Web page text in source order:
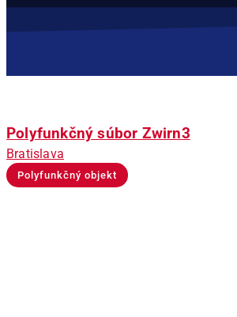
Polyfunkčný súbor Zwirn3
Bratislava
Polyfunkčný objekt